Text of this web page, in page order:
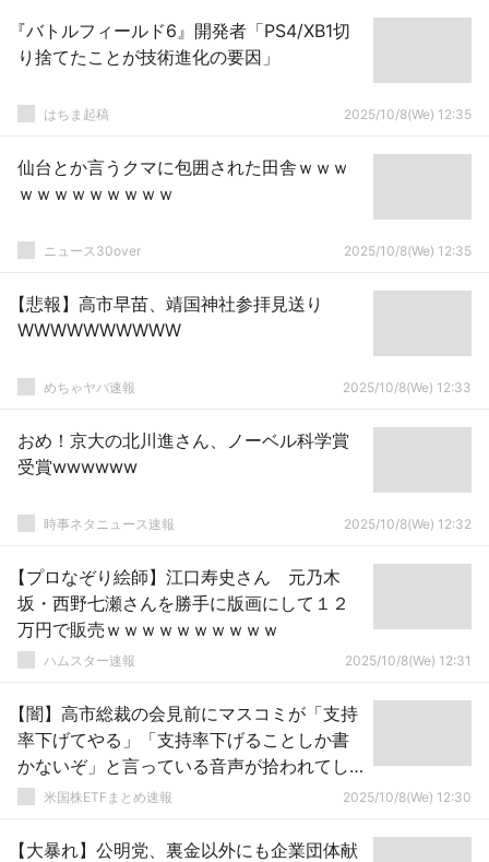
『バトルフィールド6』開発者「PS4/XB1切
り捨てたことが技術進化の要因」
はちま起稿 2025/10/8(We) 12:35
仙台とか言うクマに包囲された田舎ｗｗｗ
ｗｗｗｗｗｗｗｗｗ
ニュース30over 2025/10/8(We) 12:35
【悲報】高市早苗、靖国神社参拝見送り
WWWWWWWWWW
めちゃヤバ速報 2025/10/8(We) 12:33
おめ！京大の北川進さん、ノーベル科学賞
受賞wwwwww
時事ネタニュース速報 2025/10/8(We) 12:32
【プロなぞり絵師】江口寿史さん 元乃木
坂・西野七瀬さんを勝手に版画にして１２
万円で販売ｗｗｗｗｗｗｗｗｗｗ
ハムスター速報 2025/10/8(We) 12:31
【闇】高市総裁の会見前にマスコミが「支持
率下げてやる」「支持率下げることしか書
かないぞ」と言っている音声が拾われてし
まう米国株ETFまとめ速報 2025/10/8(We) 12:30
【大暴れ】公明党、裏金以外にも企業団体献